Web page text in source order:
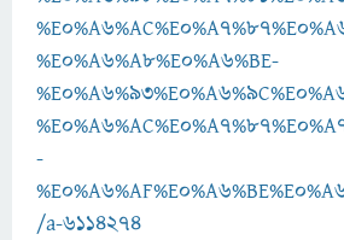
%E0%A6%A8%E0%A6%BE-
-
/a-6114274